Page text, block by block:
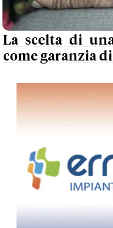
La scelta di
come garanzia